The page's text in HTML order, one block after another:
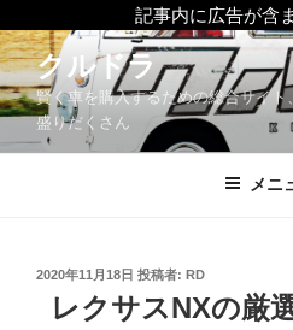
記事内に広告が含
コ
ン
テ
ツ
クルドラ
賢く車を購入するための総合サイ
盛りだくさん
メニ
投
2020年11月18日 投稿者: RD
レクサスNXの厳